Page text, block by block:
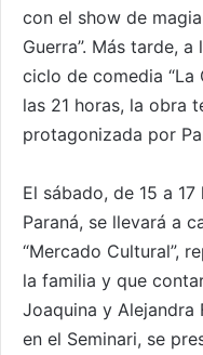
con el show de
Guerra”. Más tarde,
ciclo de comedia “La
las 21 horas, la obra
protagonizada por
El sábado, de 15 a
Paraná, se llevará a
“Mercado Cultural”,
la familia y que
Joaquina y Alejandra
en el Seminari, se